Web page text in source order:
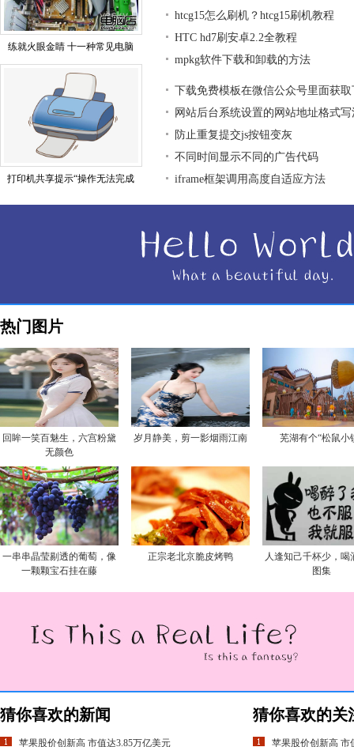
练就火眼金睛 十一种常见电脑
打印机共享提示“操作无法完成
htcg15怎么刷机？htcg15刷机教程
HTC hd7刷安卓2.2全教程
mpkg软件下载和卸载的方法
下载免费模板在微信公众号里面获
网站后台系统设置的网站地址格式写
防止重复提交js按钮变灰
不同时间显示不同的广告代码
iframe框架调用高度自适应方法
热门图片
回眸一笑百魅生，六宫粉黛
无颜色
岁月静美，剪一影烟雨江南 芜湖有个“松鼠小
一串串晶莹剔透的葡萄，像
一颗颗宝石挂在藤
正宗老北京脆皮烤鸭
人逢知己千杯少，喝
图集
猜你喜欢的新闻
苹果股价创新高 市值达3.85万亿美元
猜你喜欢的关
苹果股价创新高 市